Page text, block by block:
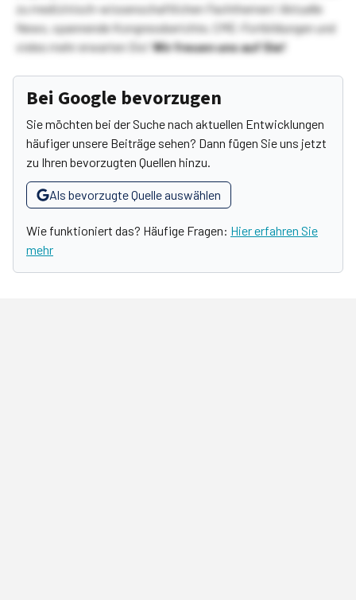
zu medizinisch-wissenschaftlichen Fachthemen! Aktuelle
News, spannende Kongressberichte, CME-Fortbildungen und
vieles mehr erwarten Sie!Wir freuen uns auf Sie!
Bei Google bevorzugen
Sie möchten bei der Suche nach aktuellen Entwicklungen
häufiger unsere Beiträge sehen? Dann fügen Sie uns jetzt
zu Ihren bevorzugten Quellen hinzu.
Als bevorzugte Quelle auswählen
Wie funktioniert das? Häufige Fragen: Hier erfahren Sie
mehr